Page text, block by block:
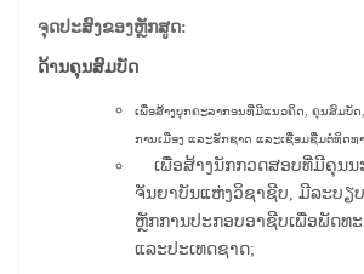
ຈຸດປະສົງຂອງຫຼັກສູດ:
ດ້ານຄຸນສົມບັດ
ເພື່ອສ້າງບຸກຄະລາກອນທີ່ມີແນວຄິດ, ຄຸນສົມບັ
ການເມືອງ ແລະຮັກຊາດ ແລະເຊື່ອມຊື່ມຕໍ່ທິດທ
ເພື່ອສ້າງນັກກວດສອບທີ່ມີຄຸນ
ຈັນຍາບັນແຫ່ງວິຊາຊີບ, ມີລະບຽ
ຫຼັກການປະກອບອາຊີບເພື່ອພັດທະ
ແລະປະເທດຊາດ;